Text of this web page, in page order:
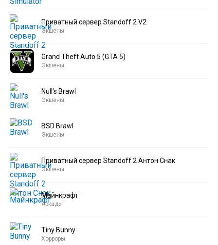
Приватный сервер Standoff 2 V2
Экшены
Grand Theft Auto 5 (GTA 5)
Экшены
Null’s Brawl
Экшены
BSD Brawl
Экшены
Приватный сервер Standoff 2 Антон Снак
Экшены
Майнкрафт
Аркады
Tiny Bunny
Хорроры